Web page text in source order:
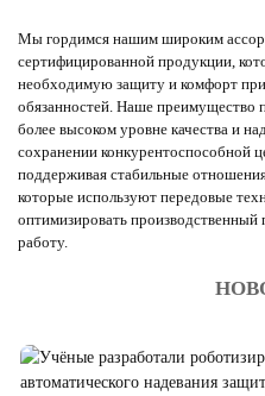
Мы гордимся нашим широким
сертифицированной продукции,
необходимую защиту и комфорт
обязанностей. Наше преимущество
более высоком уровне качества и
сохранении конкурентоспособной
поддерживая стабильные
которые используют передовые
оптимизировать
работу.